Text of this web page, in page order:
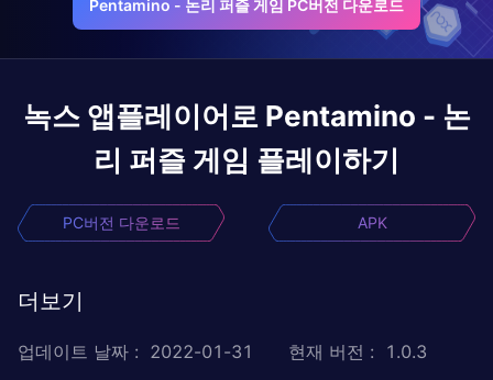
Pentamino - 논리 퍼즐 게임 PC버전 다운로드
녹스 앱플레이어로 Pentamino - 논
리 퍼즐 게임 플레이하기
PC버전 다운로드 APK
더보기
업데이트 날짜 : 2022-01-31 현재 버전 : 1.0.3